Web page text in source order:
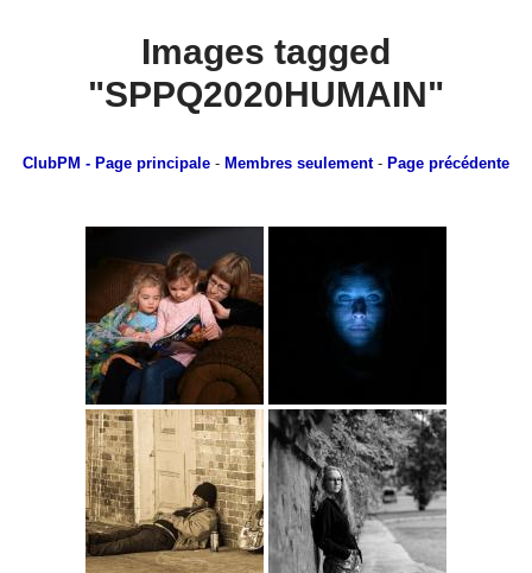
Images tagged
"SPPQ2020HUMAIN"
ClubPM - Page principale - Membres seulement- Page précédente